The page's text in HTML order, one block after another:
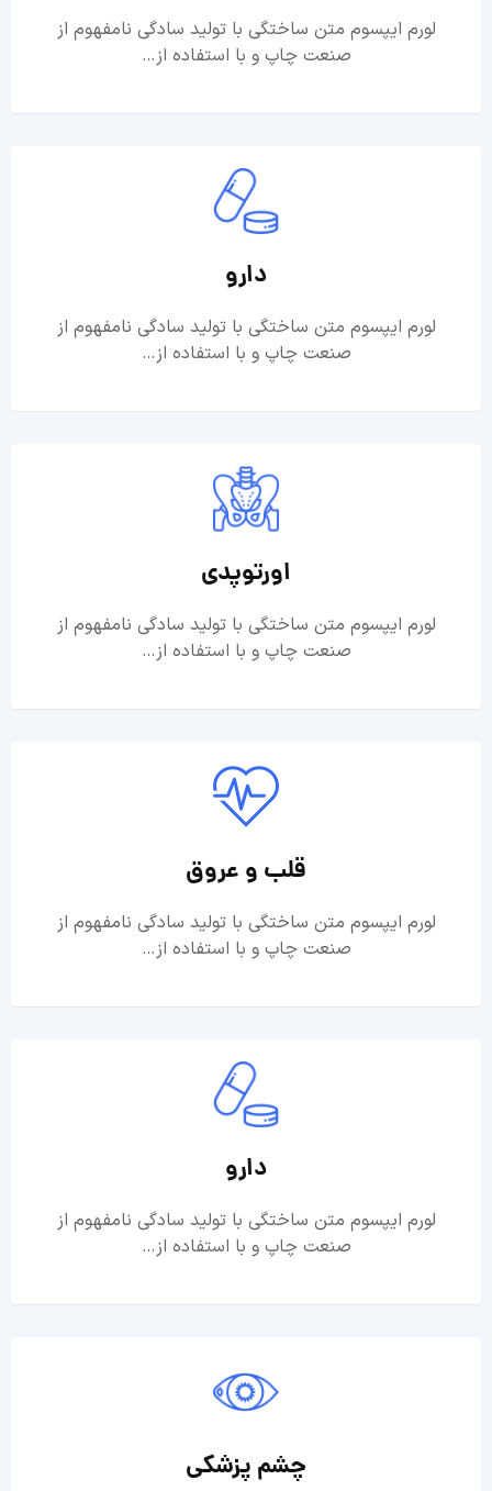
لورم ایپسوم متن ساختگی با تولید سادگی نامفهوم از
صنعت چاپ و با استفاده از…
دارو
لورم ایپسوم متن ساختگی با تولید سادگی نامفهوم از
صنعت چاپ و با استفاده از…
اورتوپدی
لورم ایپسوم متن ساختگی با تولید سادگی نامفهوم از
صنعت چاپ و با استفاده از…
قلب و عروق
لورم ایپسوم متن ساختگی با تولید سادگی نامفهوم از
صنعت چاپ و با استفاده از…
دارو
لورم ایپسوم متن ساختگی با تولید سادگی نامفهوم از
صنعت چاپ و با استفاده از…
چشم پزشکی